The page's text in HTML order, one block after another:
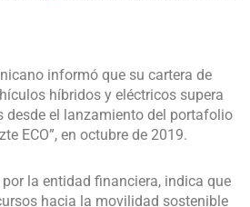
informó que su cartera de
híbridos y eléctricos supera
desde el lanzamiento del portafolio
ECO”, en octubre de 2019.
la entidad financiera, indica que
hacia la movilidad sostenible